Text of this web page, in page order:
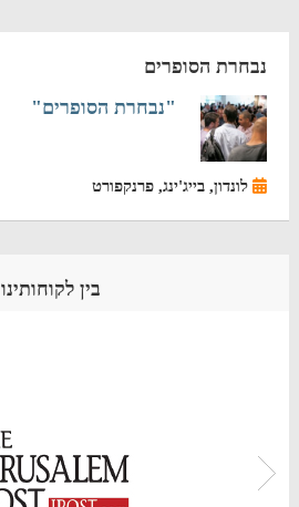
נבחרת הסופרים
"נבחרת הסופרים"
לונדון, בייג'ינג, פרנקפורט
בין לקוחותינו